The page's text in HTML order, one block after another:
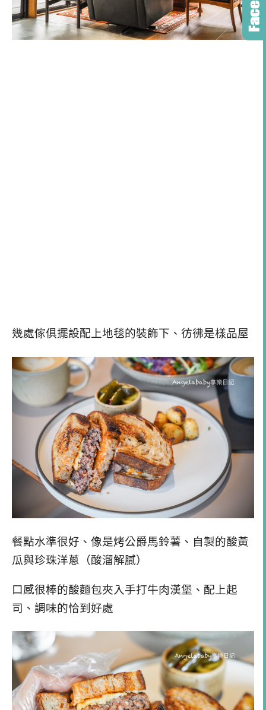
幾處傢俱擺設配上地毯的裝飾下、彷彿是樣品屋
餐點水準很好、像是烤公爵馬鈴薯、自製的酸黃
瓜與珍珠洋蔥（酸溜解膩）
口感很棒的酸麵包夾入手打牛肉漢堡、配上起
司、調味的恰到好處